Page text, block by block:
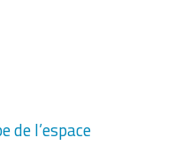
de l’espace